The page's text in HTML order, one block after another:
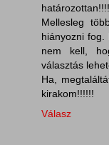
határozottan!!!!
Mellesleg
hiányozni
nem kell,
választás
Ha,
kirakom!!!!!!
Válasz